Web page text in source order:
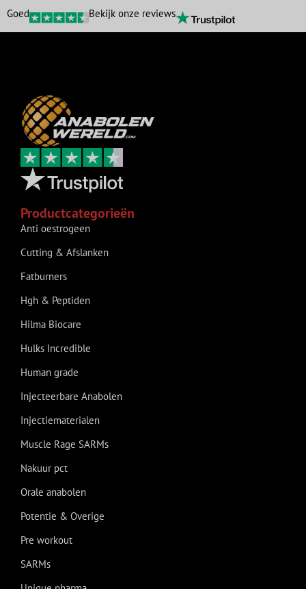
Goed Bekijk onze reviews
Productcategorieën
Anti oestrogeen
Cutting & Afslanken
Fatburners
Hgh & Peptiden
Hilma Biocare
Hulks Incredible
Human grade
Injecteerbare Anabolen
Injectiematerialen
Muscle Rage SARMs
Nakuur pct
Orale anabolen
Potentie & Overige
Pre workout
SARMs